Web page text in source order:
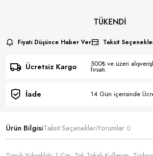
TÜKENDI
Fiyatı Düşünce Haber Ver Taksit
Ücretsiz Kargo 500₺ ve üzeri
fırsatı.
İade 14 Gün içerisinde
Ürün BilgisiTaksit SeçenekleriYorumlar 0